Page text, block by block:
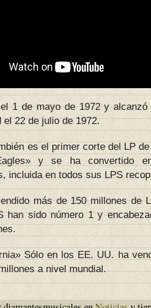
1 de mayo de 1972 y
el 22 de julio de 1972.
es el primer corte del LP
y se ha convertido
incluida en todos sus LPS
más de 150 millones de
han sido número 1 y
Sólo en los EE. UU. ha
a nivel mundial.